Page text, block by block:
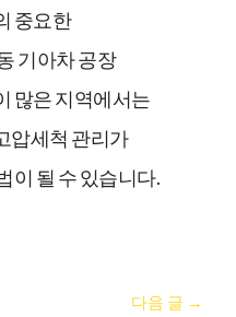
중요한
기아차 공장
많은 지역에서는
압세척 관리가
이 될 수 있습니다.
다음 글 →